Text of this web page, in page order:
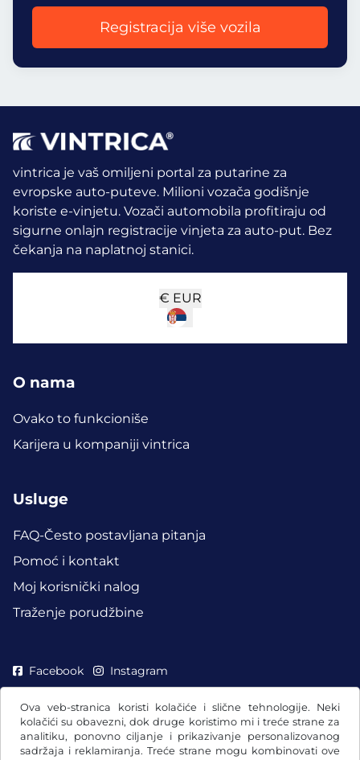
Ova veb-stranica koristi kolačiće i slične tehnologije. Neki
kolačići su obavezni, dok druge koristimo mi i treće strane za
analitiku, ponovno ciljanje i prikazivanje personalizovanog
sadržaja i reklamiranja. Treće strane mogu kombinovati ove
Registracija više vozila
vintrica je vaš omiljeni portal za putarine za
evropske auto-puteve. Milioni vozača godišnje
koriste e-vinjetu. Vozači automobila profitiraju od
sigurne onlajn registracije vinjeta za auto-put. Bez
čekanja na naplatnoj stanici.
€ EUR
O nama
Ovako to funkcioniše
Karijera u kompaniji vintrica
Usluge
FAQ-Često postavljana pitanja
Pomoć i kontakt
Moj korisnički nalog
Traženje porudžbine
Facebook Instagram